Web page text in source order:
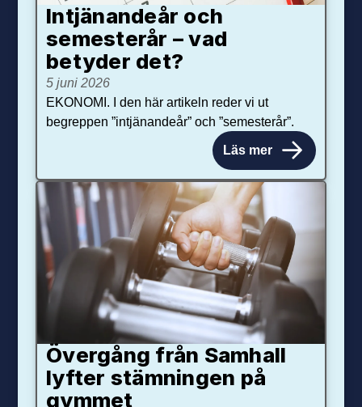
Intjänandeår och
semesterår – vad
betyder det?
5 juni 2026
EKONOMI. I den här artikeln reder vi ut
begreppen ”intjänandeår” och ”semesterår”.
Läs mer
Övergång från Samhall
lyfter stämningen på
gymmet